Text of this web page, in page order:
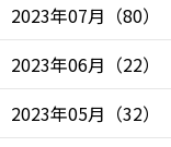
2023年07月 （80）
2023年06月 （22）
2023年05月 （32）